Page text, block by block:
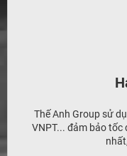
Thế Anh Group sử
VNPT... đảm bảo tốc